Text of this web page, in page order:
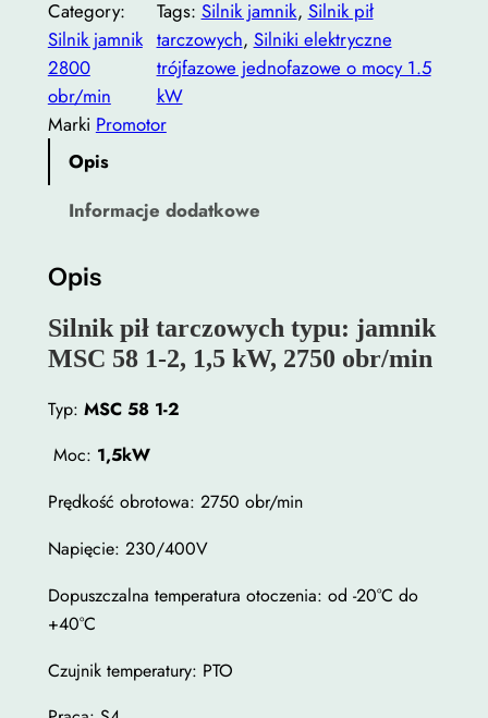
o
ś
ć
S
i
p
i
ł
t
a
r
z
o
w
y
h
1
,
5
Category:
Silnik jamnik
2800
obr/min
Tags: Silnik jamnik, Silnik pił
tarczowych, Silniki elektryczne
trójfazowe jednofazowe o mocy 1.5
kW
Marki Promotor
Opis
Informacje dodatkowe
Opis
Silnik pił tarczowych typu: jamnik
MSC 58 1-2, 1,5 kW, 2750 obr/min
Typ: MSC 58 1-2
Moc: 1,5kW
Prędkość obrotowa: 2750 obr/min
Napięcie: 230/400V
Dopuszczalna temperatura otoczenia: od -20°C do
+40°C
Czujnik temperatury: PTO